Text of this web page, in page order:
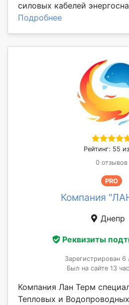
силовых кабелей
Подробнее
Рейтинг: 55
0 отзывов
PRO
Компания
Днепр
Реквизиты
Зарегистрирован 6
Был на сайте 13
Компания Лан Терм
Тепловых и